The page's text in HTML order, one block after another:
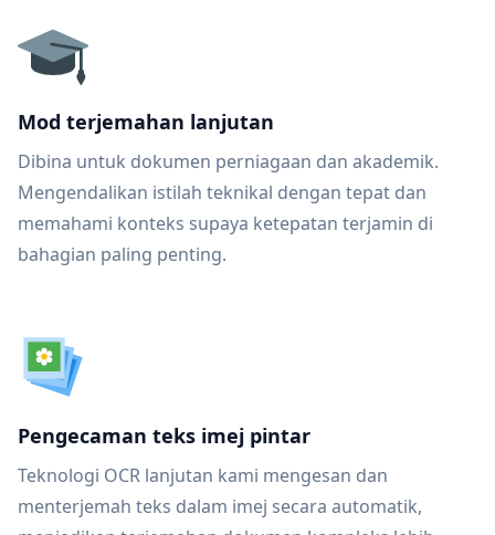
Mod terjemahan lanjutan
Dibina untuk dokumen perniagaan dan akademik.
Mengendalikan istilah teknikal dengan tepat dan
memahami konteks supaya ketepatan terjamin di
bahagian paling penting.
Pengecaman teks imej pintar
Teknologi OCR lanjutan kami mengesan dan
menterjemah teks dalam imej secara automatik,